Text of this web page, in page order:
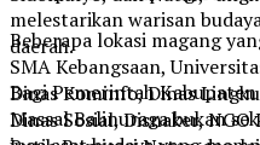
Beberapa lokasi magang
SMA Kebangsaan,
Dinas Kominfo, Dinas
Dinas Sosial, Disnaker,
melestarikan warisan
daerah.
Bagi Pemerintah
Massal Balinuraga bukan